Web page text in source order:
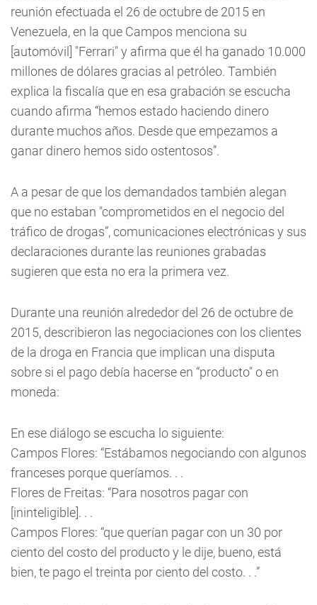
reunión efectuada el 26 de octubre de 2015 en
Venezuela, en la que Campos menciona su
[automóvil] "Ferrari" y afirma que él ha ganado 10.000
millones de dólares gracias al petróleo. También
explica la fiscalía que en esa grabación se escucha
cuando afirma “hemos estado haciendo dinero
durante muchos años. Desde que empezamos a
ganar dinero hemos sido ostentosos”.
A a pesar de que los demandados también alegan
que no estaban "comprometidos en el negocio del
tráfico de drogas”, comunicaciones electrónicas y sus
declaraciones durante las reuniones grabadas
sugieren que esta no era la primera vez.
Durante una reunión alrededor del 26 de octubre de
2015, describieron las negociaciones con los clientes
de la droga en Francia que implican una disputa
sobre si el pago debía hacerse en “producto" o en
moneda:
En ese diálogo se escucha lo siguiente:
Campos Flores: “Estábamos negociando con algunos
franceses porque queríamos. . .
Flores de Freitas: “Para nosotros pagar con
[ininteligible]. . .
Campos Flores: “que querían pagar con un 30 por
ciento del costo del producto y le dije, bueno, está
bien, te pago el treinta por ciento del costo. . .”